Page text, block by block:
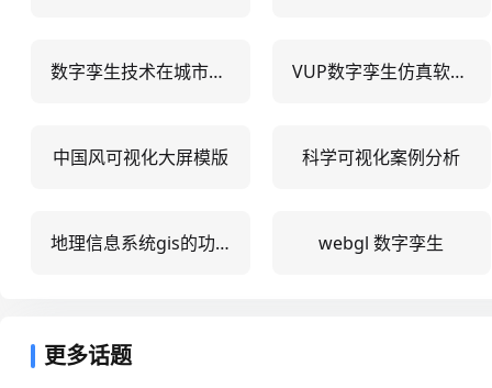
数字孪生技术在城市规划中的应用现状 VUP数字孪生仿真软件的功能定制服务
中国风可视化大屏模版 科学可视化案例分析
地理信息系统gis的功能和应用领域 webgl 数字孪生
更多话题